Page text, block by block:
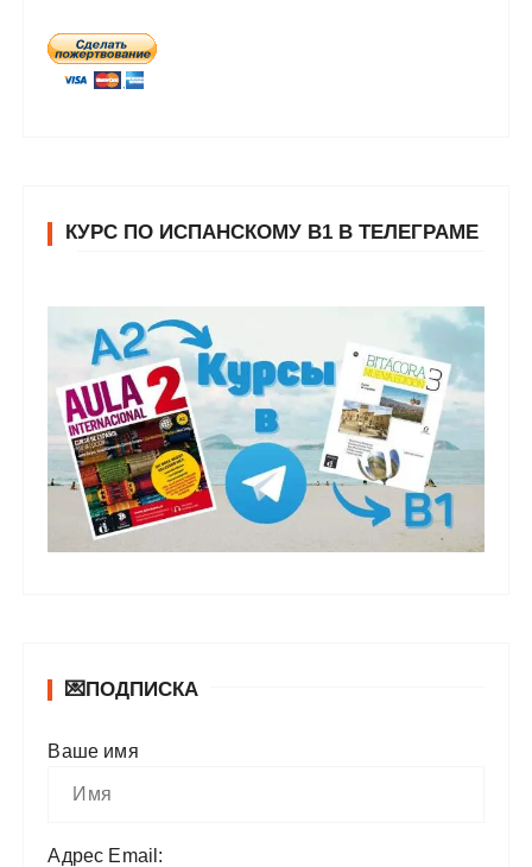
КУРС ПО ИСПАНСКОМУ В1 В ТЕЛЕГРАМЕ
💌ПОДПИСКА
Ваше имя
Адрес Email: